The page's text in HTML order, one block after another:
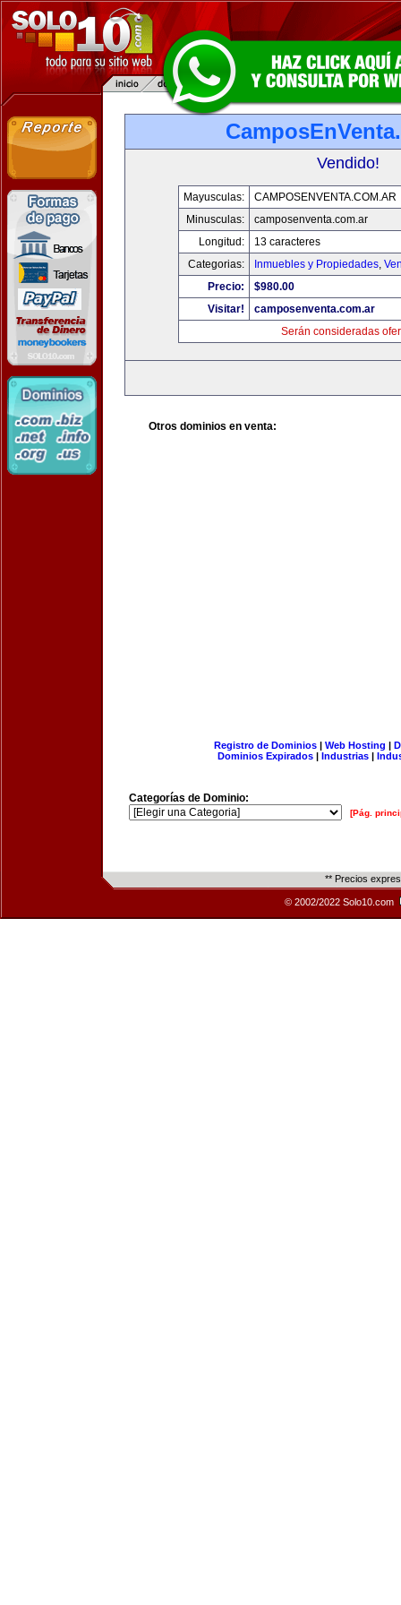
Vendido!
Mayusculas:
CAMPOSENVENTA.COM.AR
Minusculas:
camposenventa.com.ar
Longitud:
13 caracteres
Categorias:
Inmuebles y Propiedades,
Precio:
$980.00
Visitar!
camposenventa.com.ar
Serán consideradas
Otros dominios en venta:
Registro de Dominios| Web Hosting |
Dominios Expirados | Industrias |
Categorías de Dominio:
[Pág.
** Precios
© 2002/2022 Solo10.com